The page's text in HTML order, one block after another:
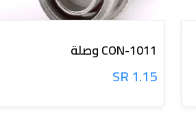
CON-1011 وصلة
1.15 SR